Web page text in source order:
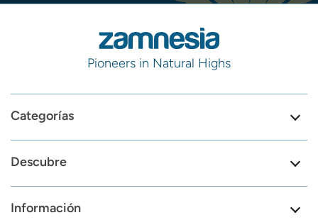
Pioneers in Natural Highs
Categorías
Descubre
Información